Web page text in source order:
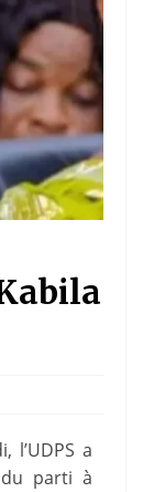
l’UDPS a
du parti à